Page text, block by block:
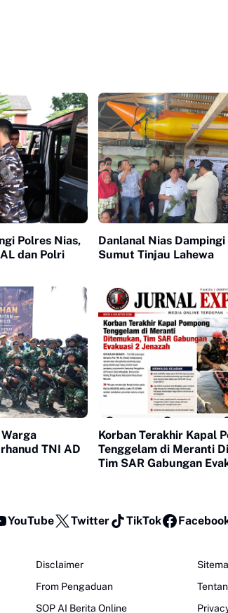
Polres Nias,
dan Polri
Danlanal Nias
Sumut Tinjau Lahewa
TNI AD
Korban Terakhir Kapal
Tenggelam di Meranti
Tim SAR Gabungan
YouTube Twitter TikTok
Disclaimer
From Pengaduan
SOP AI Berita Online